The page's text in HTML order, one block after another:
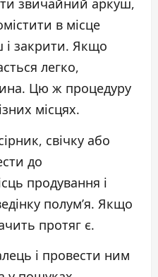
звичайний аркуш,
в місце
закрити. Якщо
легко,
Цю ж процедуру
місцях.
свічку або
до
продування і
полум’я. Якщо
протяг є.
і провести ним